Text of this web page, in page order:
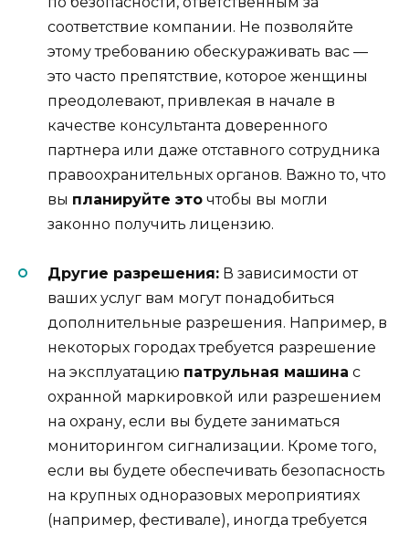
соответствие компании. Не позволяйте
этому требованию обескураживать вас —
это часто препятствие, которое женщины
преодолевают, привлекая в начале в
качестве консультанта доверенного
партнера или даже отставного сотрудника
правоохранительных органов. Важно то, что
вы планируйте это чтобы вы могли
законно получить лицензию.
Другие разрешения: В зависимости от
ваших услуг вам могут понадобиться
дополнительные разрешения. Например, в
некоторых городах требуется разрешение
на эксплуатацию патрульная машина с
охранной маркировкой или разрешением
на охрану, если вы будете заниматься
мониторингом сигнализации. Кроме того,
если вы будете обеспечивать безопасность
на крупных одноразовых мероприятиях
(например, фестивале), иногда требуется